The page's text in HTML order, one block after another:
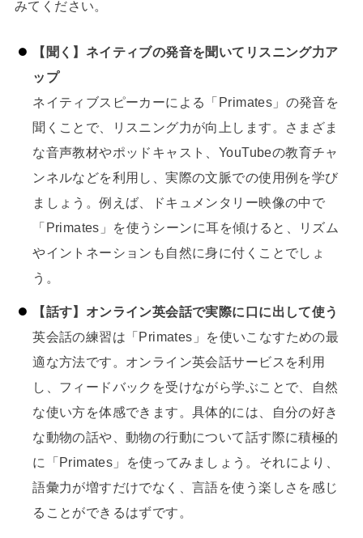
みてください。
【聞く】ネイティブの発音を聞いてリスニング力ア
ップ
ネイティブスピーカーによる「Primates」の発音を
聞くことで、リスニング力が向上します。さまざま
な音声教材やポッドキャスト、YouTubeの教育チャ
ンネルなどを利用し、実際の文脈での使用例を学び
ましょう。例えば、ドキュメンタリー映像の中で
「Primates」を使うシーンに耳を傾けると、リズム
やイントネーションも自然に身に付くことでしょ
う。
【話す】オンライン英会話で実際に口に出して使う
英会話の練習は「Primates」を使いこなすための最
適な方法です。オンライン英会話サービスを利用
し、フィードバックを受けながら学ぶことで、自然
な使い方を体感できます。具体的には、自分の好き
な動物の話や、動物の行動について話す際に積極的
に「Primates」を使ってみましょう。それにより、
語彙力が増すだけでなく、言語を使う楽しさを感じ
ることができるはずです。